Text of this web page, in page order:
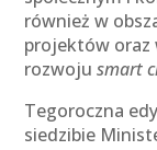
również w
projektów oraz
rozwojusmart
Tegoroczna
siedzibie